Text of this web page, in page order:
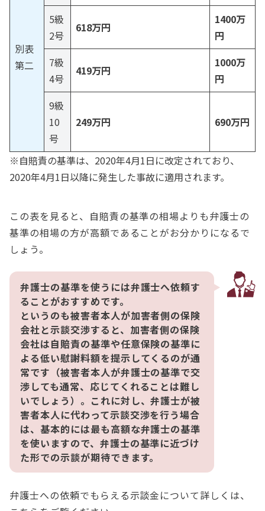
別表
第二
5級
2号
618万円
1400万
円
7級
4号
419万円
1000万
円
9級
10
号
249万円 690万円
※自賠責の基準は、2020年4月1日に改定されており、
2020年4月1日以降に発生した事故に適用されます。
この表を見ると、自賠責の基準の相場よりも弁護士の
基準の相場の方が高額であることがお分かりになるで
しょう。
弁護士の基準を使うには弁護士へ依頼す
ることがおすすめです。
というのも被害者本人が加害者側の保険
会社と示談交渉すると、加害者側の保険
会社は自賠責の基準や任意保険の基準に
よる低い慰謝料額を提示してくるのが通
常です（被害者本人が弁護士の基準で交
渉しても通常、応じてくれることは難し
いでしょう）。これに対し、弁護士が被
害者本人に代わって示談交渉を行う場合
は、基本的には最も高額な弁護士の基準
を使いますので、弁護士の基準に近づけ
た形での示談が期待できます。
弁護士への依頼でもらえる示談金について詳しくは、